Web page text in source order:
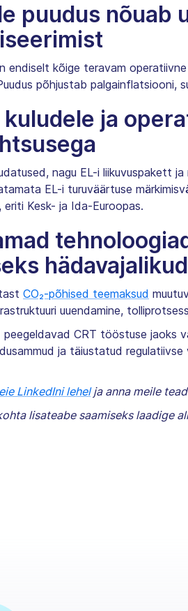
puudus nõuab
endiselt kõige teravam
põhjustab palgainflatsiooni,
kuludele ja
nagu EL-i liikuvuspakett
EL-i turuväärtuse
eriti Kesk- ja Ida-Euroopas.
hädavajalikud
CO₂-põhised teemaksud
uuendamine,
CRT tööstuse jaoks
ja täiustatud
LinkedIni lehelja anna meile
lisateabe saamiseks laadige